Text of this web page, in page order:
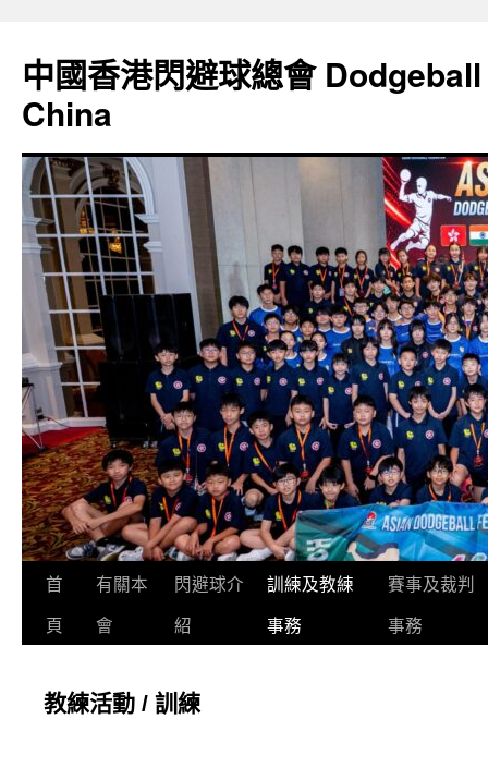
content
中國香港閃避球總會
China
首
頁
有關本
會
閃避球介
紹
訓練及教練
事務
賽事及裁判
事務
教練活動 / 訓練